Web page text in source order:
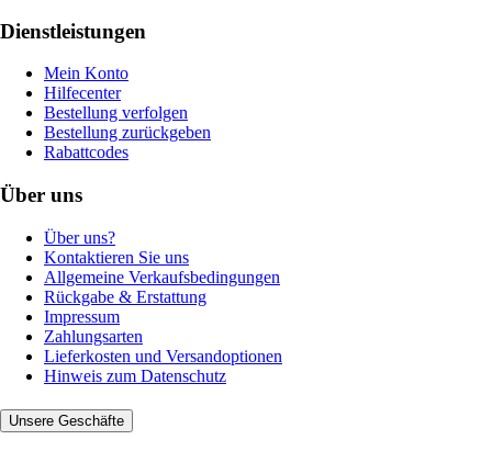
Dienstleistungen
Mein Konto
Hilfecenter
Bestellung verfolgen
Bestellung zurückgeben
Rabattcodes
Über uns
Über uns?
Kontaktieren Sie uns
Allgemeine Verkaufsbedingungen
Rückgabe & Erstattung
Impressum
Zahlungsarten
Lieferkosten und Versandoptionen
Hinweis zum Datenschutz
Unsere Geschäfte